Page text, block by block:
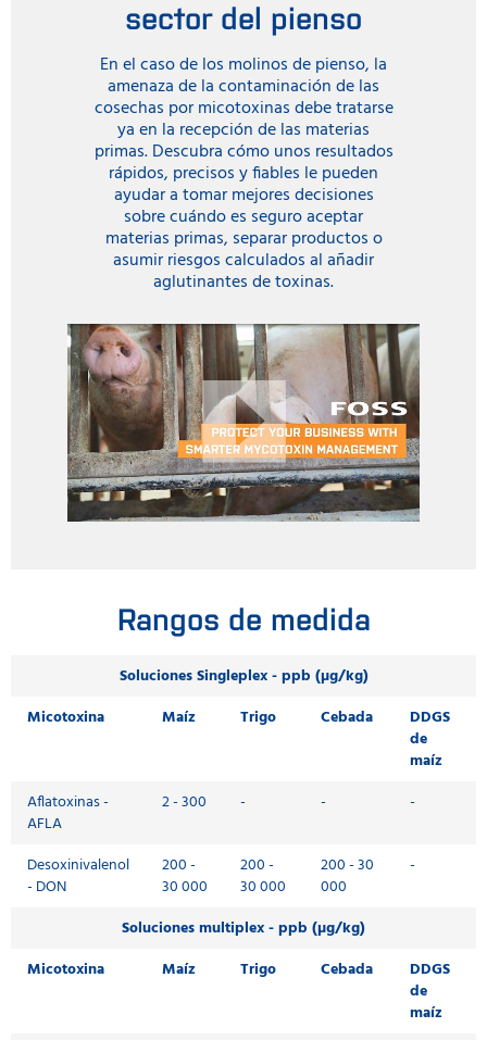
sector del pienso
En el caso de los molinos de pienso, la
amenaza de la contaminación de las
cosechas por micotoxinas debe tratarse
ya en la recepción de las materias
primas. Descubra cómo unos resultados
rápidos, precisos y fiables le pueden
ayudar a tomar mejores decisiones
sobre cuándo es seguro aceptar
materias primas, separar productos o
asumir riesgos calculados al añadir
aglutinantes de toxinas.
Rangos de medida
Soluciones Singleplex - ppb (µg/kg)
Micotoxina
Maíz Trigo Cebada
DDGS
de
maíz
Aflatoxinas -
AFLA
2 - 300 - - -
Desoxinivalenol
- DON
200 -
30 000
200 -
30 000
200 - 30
000
-
Soluciones multiplex - ppb (µg/kg)
Micotoxina
Maíz Trigo Cebada
DDGS
de
maíz